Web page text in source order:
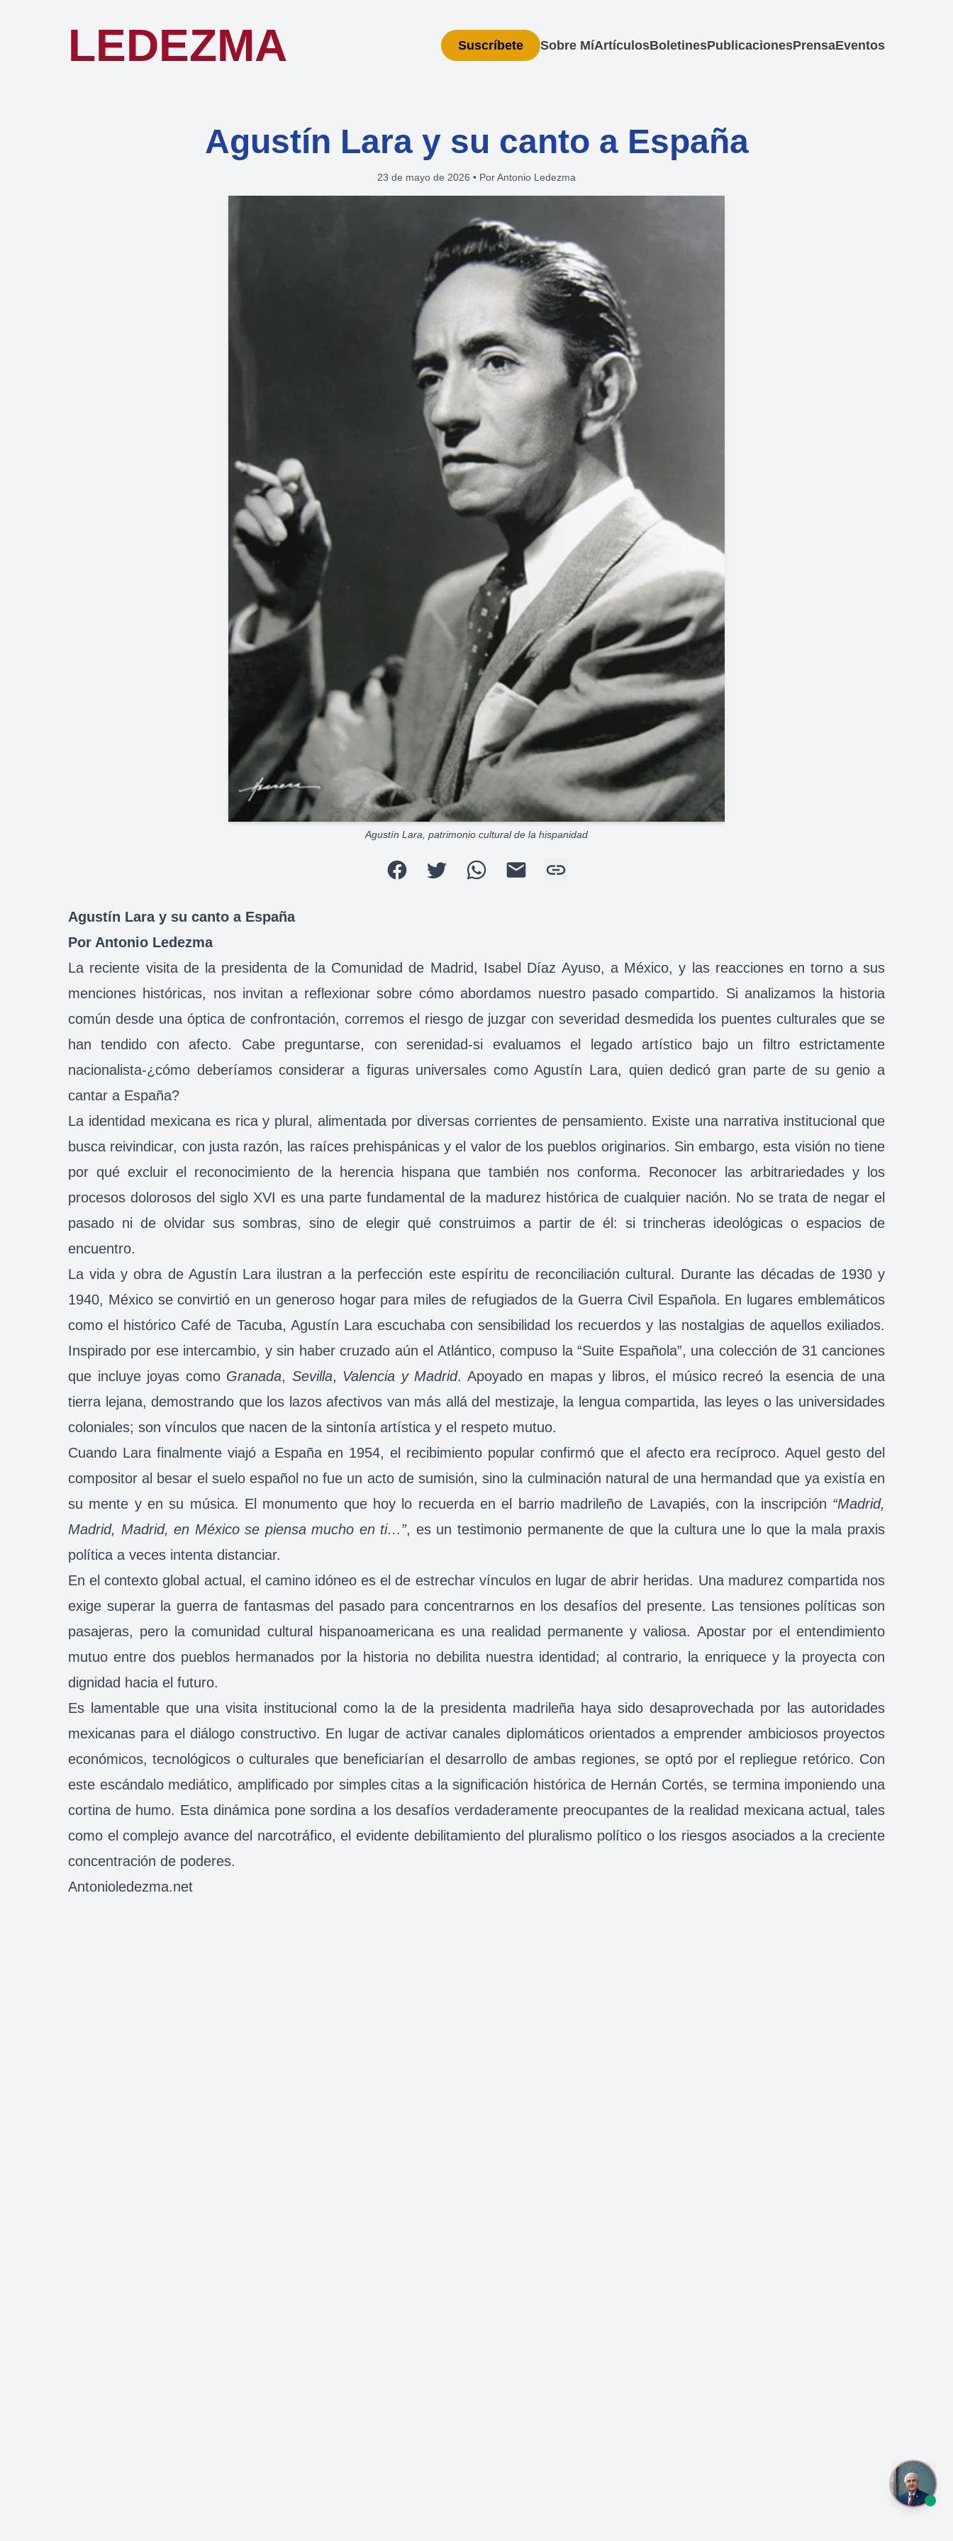
LEDEZMA Suscríbete Sobre MíArtículosBoletinesPublicacionesPrensaEventos
Agustín Lara y su canto a España
23 de mayo de 2026 • Por Antonio Ledezma
Agustín Lara, patrimonio cultural de la hispanidad
Agustín Lara y su canto a España
Por Antonio Ledezma
La reciente visita de la presidenta de la Comunidad de Madrid, Isabel Díaz Ayuso, a México, y las reacciones en torno a sus
menciones históricas, nos invitan a reflexionar sobre cómo abordamos nuestro pasado compartido. Si analizamos la historia
común desde una óptica de confrontación, corremos el riesgo de juzgar con severidad desmedida los puentes culturales que se
han tendido con afecto. Cabe preguntarse, con serenidad-si evaluamos el legado artístico bajo un filtro estrictamente
nacionalista-¿cómo deberíamos considerar a figuras universales como Agustín Lara, quien dedicó gran parte de su genio a
cantar a España?
La identidad mexicana es rica y plural, alimentada por diversas corrientes de pensamiento. Existe una narrativa institucional que
busca reivindicar, con justa razón, las raíces prehispánicas y el valor de los pueblos originarios. Sin embargo, esta visión no tiene
por qué excluir el reconocimiento de la herencia hispana que también nos conforma. Reconocer las arbitrariedades y los
procesos dolorosos del siglo XVI es una parte fundamental de la madurez histórica de cualquier nación. No se trata de negar el
pasado ni de olvidar sus sombras, sino de elegir qué construimos a partir de él: si trincheras ideológicas o espacios de
encuentro.
La vida y obra de Agustín Lara ilustran a la perfección este espíritu de reconciliación cultural. Durante las décadas de 1930 y
1940, México se convirtió en un generoso hogar para miles de refugiados de la Guerra Civil Española. En lugares emblemáticos
como el histórico Café de Tacuba, Agustín Lara escuchaba con sensibilidad los recuerdos y las nostalgias de aquellos exiliados.
Inspirado por ese intercambio, y sin haber cruzado aún el Atlántico, compuso la “Suite Española”, una colección de 31 canciones
que incluye joyas como Granada, Sevilla, Valencia y Madrid. Apoyado en mapas y libros, el músico recreó la esencia de una
tierra lejana, demostrando que los lazos afectivos van más allá del mestizaje, la lengua compartida, las leyes o las universidades
coloniales; son vínculos que nacen de la sintonía artística y el respeto mutuo.
Cuando Lara finalmente viajó a España en 1954, el recibimiento popular confirmó que el afecto era recíproco. Aquel gesto del
compositor al besar el suelo español no fue un acto de sumisión, sino la culminación natural de una hermandad que ya existía en
su mente y en su música. El monumento que hoy lo recuerda en el barrio madrileño de Lavapiés, con la inscripción “Madrid,
Madrid, Madrid, en México se piensa mucho en ti…”, es un testimonio permanente de que la cultura une lo que la mala praxis
política a veces intenta distanciar.
En el contexto global actual, el camino idóneo es el de estrechar vínculos en lugar de abrir heridas. Una madurez compartida nos
exige superar la guerra de fantasmas del pasado para concentrarnos en los desafíos del presente. Las tensiones políticas son
pasajeras, pero la comunidad cultural hispanoamericana es una realidad permanente y valiosa. Apostar por el entendimiento
mutuo entre dos pueblos hermanados por la historia no debilita nuestra identidad; al contrario, la enriquece y la proyecta con
dignidad hacia el futuro.
Es lamentable que una visita institucional como la de la presidenta madrileña haya sido desaprovechada por las autoridades
mexicanas para el diálogo constructivo. En lugar de activar canales diplomáticos orientados a emprender ambiciosos proyectos
económicos, tecnológicos o culturales que beneficiarían el desarrollo de ambas regiones, se optó por el repliegue retórico. Con
este escándalo mediático, amplificado por simples citas a la significación histórica de Hernán Cortés, se termina imponiendo una
cortina de humo. Esta dinámica pone sordina a los desafíos verdaderamente preocupantes de la realidad mexicana actual, tales
como el complejo avance del narcotráfico, el evidente debilitamiento del pluralismo político o los riesgos asociados a la creciente
concentración de poderes.
Antonioledezma.net